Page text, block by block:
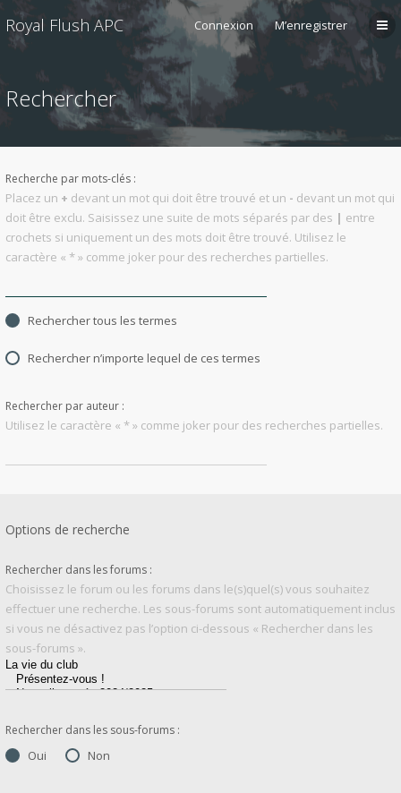
Royal Flush APC Connexion M’enregistrer
Rechercher
Recherche par mots-clés :
Placez un + devant un mot qui doit être trouvé et un - devant un mot qui
doit être exclu. Saisissez une suite de mots séparés par des | entre
crochets si uniquement un des mots doit être trouvé. Utilisez le
caractère « * » comme joker pour des recherches partielles.
Rechercher tous les termes
Rechercher n’importe lequel de ces termes
Rechercher par auteur :
Utilisez le caractère « * » comme joker pour des recherches partielles.
Options de recherche
Rechercher dans les forums :
Choisissez le forum ou les forums dans le(s)quel(s) vous souhaitez
effectuer une recherche. Les sous-forums sont automatiquement inclus
si vous ne désactivez pas l’option ci-dessous « Rechercher dans les
sous-forums ».
Rechercher dans les sous-forums :
Oui Non